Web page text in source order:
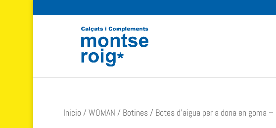
Inicio /WOMAN / Botines/ Botes d’aigua per a dona en goma